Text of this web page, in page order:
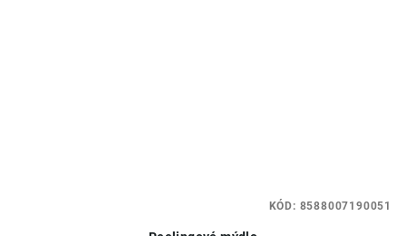
KÓD: 8588007190051